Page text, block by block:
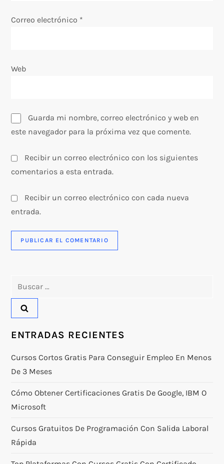
r
d
s
Correo electrónico *
Web
Guarda mi nombre, correo electrónico y web en
este navegador para la próxima vez que comente.
Recibir un correo electrónico con los siguientes
comentarios a esta entrada.
Recibir un correo electrónico con cada nueva
entrada.
ENTRADAS RECIENTES
Cursos Cortos Gratis Para Conseguir Empleo En Menos
De 3 Meses
Cómo Obtener Certificaciones Gratis De Google, IBM O
Microsoft
Cursos Gratuitos De Programación Con Salida Laboral
Rápida